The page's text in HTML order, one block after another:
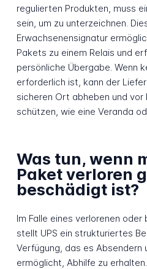
regulierten Produkten, muss
sein, um zu unterzeichnen.
Erwachsenensignatur
Pakets zu einem Relais und
persönliche Übergabe. Wenn
erforderlich ist, kann der
sicheren Ort abheben und vor
schützen, wie eine Veranda
Was tun, wenn
Paket verloren
beschädigt ist?
Im Falle eines verlorenen
stellt UPS ein strukturiertes
Verfügung, das es Absendern
ermöglicht, Abhilfe zu